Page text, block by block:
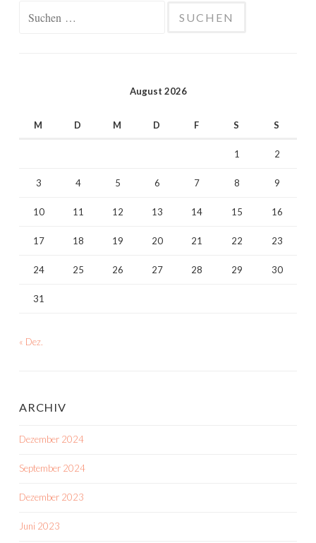
August 2026
M D M D F S S
1 2
3 4 5 6 7 8 9
10 11 12 13 14 15 16
17 18 19 20 21 22 23
24 25 26 27 28 29 30
31
« Dez.
ARCHIV
Dezember 2024
September 2024
Dezember 2023
Juni 2023